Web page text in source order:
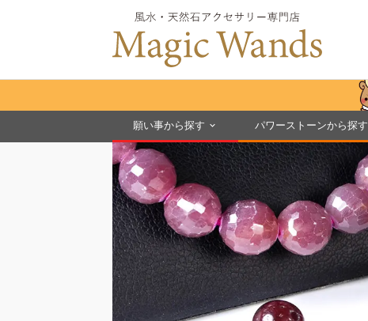
願い事から探す パワーストーンから探す